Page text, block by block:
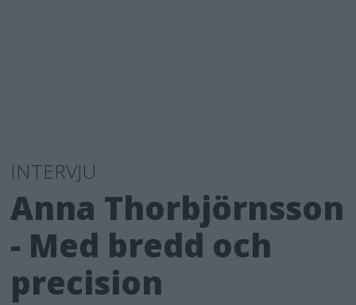
INTERVJU
Anna Thorbjörnsson
- Med bredd och
precision